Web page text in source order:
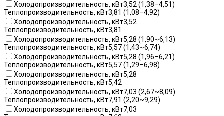
Холодопроизводительность, кВт3,52 (1,38–4,51)
Теплопроизводительность, кВт3,81 (1,08–4,92)
Холодопроизводительность, кВт3,52
Теплопроизводительность, кВт3,81
Холодопроизводительность, кВт5,28 (1,90~6,13)
Теплопроизводительность, кВт5,57 (1,43~6,74)
Холодопроизводительность, кВт5,28 (1,96–6,21)
Теплопроизводительность, кВт5,57 (1,29–6,98)
Холодопроизводительность, кВт5,28
Теплопроизводительность, кВт5,42
Холодопроизводительность, кВт7,03 (2,67~8,09)
Теплопроизводительность, кВт7,91 (2,20~9,29)
Холодопроизводительность, кВт7,03